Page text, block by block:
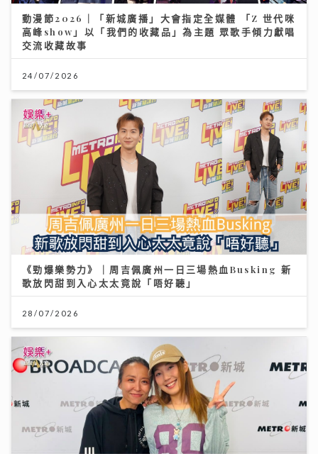
動漫節2026｜「新城廣播」大會指定全媒體 「Z 世代咪
高峰show」以「我們的收藏品」為主題 眾歌手傾力獻唱
交流收藏故事
24/07/2026
《勁爆樂勢力》｜周吉佩廣州一日三場熱血Busking 新
歌放閃甜到入心太太竟說「唔好聽」
28/07/2026